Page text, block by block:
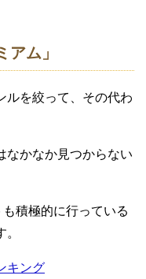
ム」
ルを絞って、その代わ
なかなか見つからない
積極的に行っている
キング